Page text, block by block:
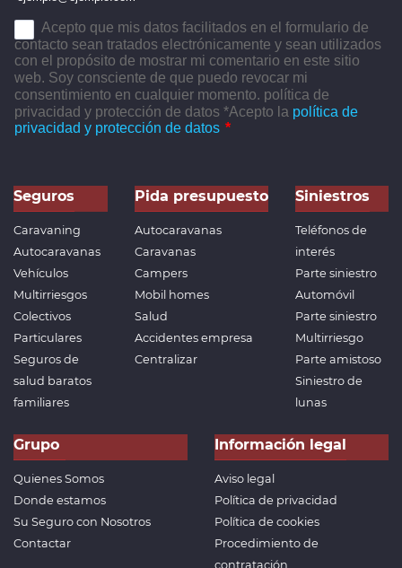
Seguros
Caravaning
Autocaravanas
Vehículos
Multirriesgos
Colectivos
Particulares
Seguros de
salud baratos
familiares
Pida presupuesto
Autocaravanas
Caravanas
Campers
Mobil homes
Salud
Accidentes empresa
Centralizar
Siniestros
Teléfonos de
interés
Parte siniestro
Automóvil
Parte siniestro
Multirriesgo
Parte amistoso
Siniestro de
lunas
Grupo
Quienes Somos
Donde estamos
Su Seguro con Nosotros
Contactar
Información legal
Aviso legal
Política de privacidad
Política de cookies
Procedimiento de
contratación